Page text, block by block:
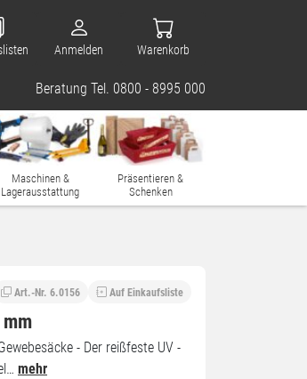
Anmelden Warenkorb
Beratung Tel. 0800 - 8995 000
Maschinen &
Lagerausstattung
Präsentieren &
Schenken
Art.-Nr. 6.0156 Auf Einkaufsliste
- Der reißfeste UV -
mehr